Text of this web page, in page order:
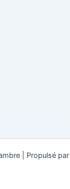
| Propulsé par